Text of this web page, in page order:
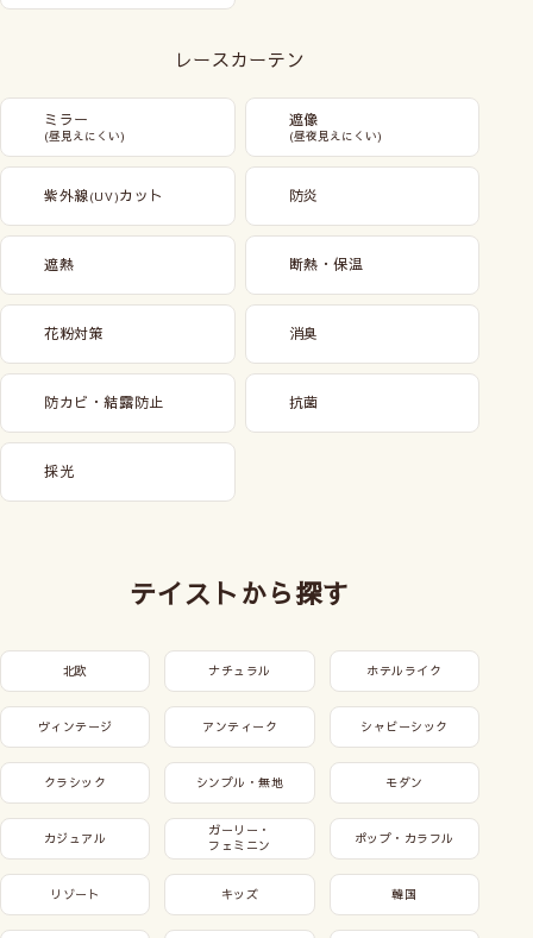
レースカーテン
ミラー
(昼見えにくい)
遮像
(昼夜見えにくい)
紫外線(UV)カット 防炎
遮熱 断熱・保温
花粉対策 消臭
防カビ・結露防止 抗菌
採光
テイストから探す
北欧 ナチュラル ホテルライク
ヴィンテージ アンティーク シャビーシック
クラシック シンプル・無地 モダン
カジュアル
ガーリー・
フェミニン
ポップ・カラフル
リゾート キッズ 韓国